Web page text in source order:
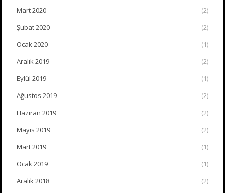
Mart 2020
(2)
Şubat 2020
(2)
Ocak 2020
(1)
Aralık 2019
(2)
Eylül 2019
(1)
Ağustos 2019
(2)
Haziran 2019
(2)
Mayıs 2019
(2)
Mart 2019
(1)
Ocak 2019
(1)
Aralık 2018
(2)